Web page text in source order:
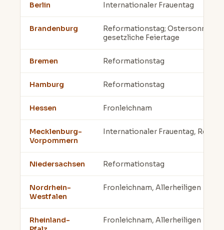
Berlin Internationaler Frauentag
Brandenburg
Reformationstag; Ostersonntag
gesetzliche Feiertage
Bremen Reformationstag
Hamburg Reformationstag
Hessen Fronleichnam
Mecklenburg-
Vorpommern
Internationaler Frauentag,
Niedersachsen Reformationstag
Nordrhein-
Westfalen
Fronleichnam, Allerheiligen
Rheinland-
Fronleichnam, Allerheiligen